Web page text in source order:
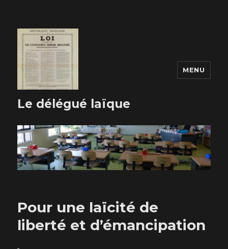
Le délégué laïque
MENU
Pour une laïcité de
liberté et d’émancipation